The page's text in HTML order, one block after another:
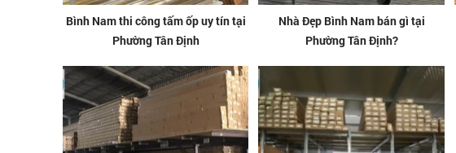
Bình Nam thi công tấm ốp uy tín tại
Phường Tân Định
Nhà Đẹp Bình Nam bán gì tại
Phường Tân Định?